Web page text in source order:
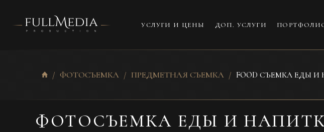
УСЛУГИ И ЦЕНЫ ДОП. УСЛУГИ
ФОТОСЪЕМКА ПРЕДМЕТНАЯ СЪЕМКА FOOD СЪЕМКА ЕДЫ И
ФОТОСЪЕМКА ЕДЫ И